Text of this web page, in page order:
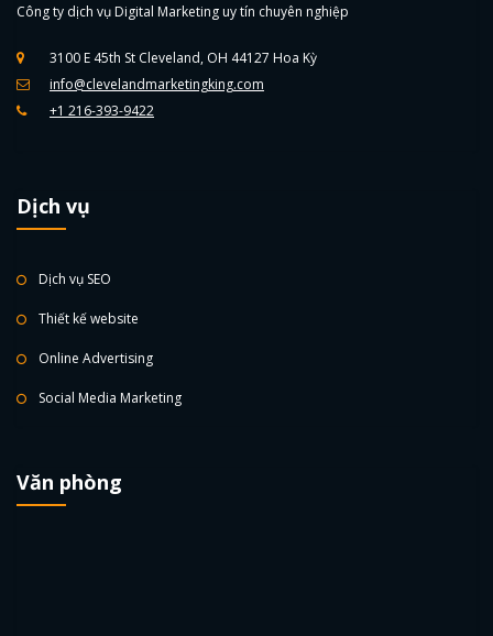
Công ty dịch vụ Digital Marketing uy tín chuyên nghiệp
3100 E 45th St Cleveland, OH 44127 Hoa Kỳ
info@clevelandmarketingking.com
+1 216-393-9422
Dịch vụ
Dịch vụ SEO
Thiết kế website
Online Advertising
Social Media Marketing
Văn phòng